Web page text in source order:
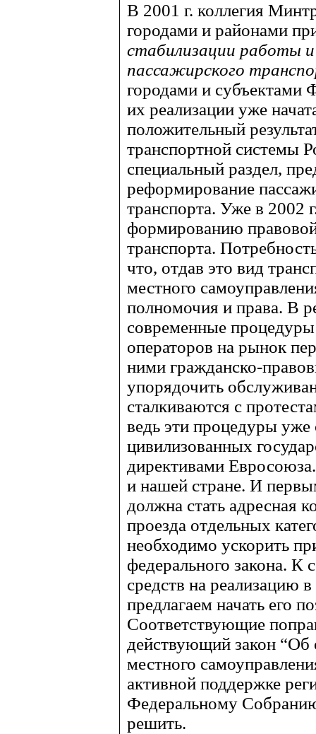
В 2001 г. коллегия
городами и районами
стабилизации работы
пассажирского
городами и субъектами
их реализации уже
положительный
транспортной системы
специальный раздел,
реформирование
транспорта. Уже в 2002
формированию
транспорта.
что, отдав это вид
местного
полномочия и права. В
современные
операторов на рынок
ними гражданско-
упорядочить
сталкиваются с
ведь эти процедуры уже
цивилизованных
директивами
и нашей стране. И
должна стать адресная
проезда отдельных
необходимо ускорить
федерального закона. К
средств на реализацию
предлагаем начать его
Соответствующие
действующий закон
местного
активной поддержке
Федеральному
решить.